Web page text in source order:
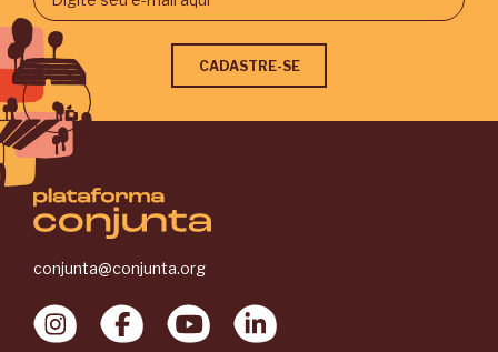
conjunta@conjunta.org